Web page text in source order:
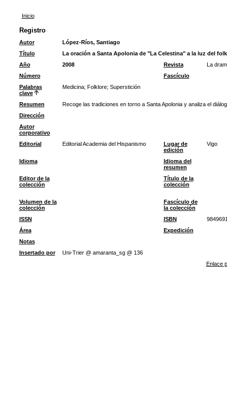
Inicio
Registro
Autor
López-Ríos, Santiago
Título
La oración a Santa Apolonia de "La Celestina" a la luz del
Año
2008 Revista
La
Número
Fascículo
Palabras
clave
Medicina; Folklore; Superstición
Resumen
Recoge las tradiciones en torno a Santa Apolonia y analiza el
Dirección
Autor
corporativo
Editorial
Editorial Academia del Hispanismo
Lugar de
edición
Vigo
Idioma
Idioma del
resumen
Editor de la
colección
Título de la
colección
Volumen de la
colección
Fascículo de
la colección
ISSN
ISBN
Área
Expedición
Notas
Insertado por
Uni-Trier @ amaranta_sg @ 136
Enlace